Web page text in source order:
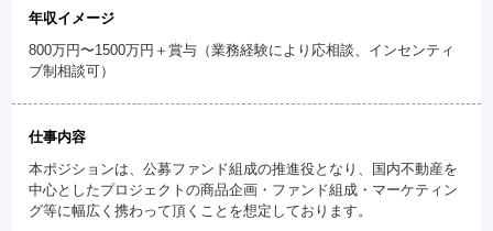
年収イメージ
800万円〜1500万円＋賞与（業務経験により応相談、インセンティ
ブ制相談可）
仕事内容
本ポジションは、公募ファンド組成の推進役となり、国内不動産を
中心としたプロジェクトの商品企画・ファンド組成・マーケティン
グ等に幅広く携わって頂くことを想定しております。